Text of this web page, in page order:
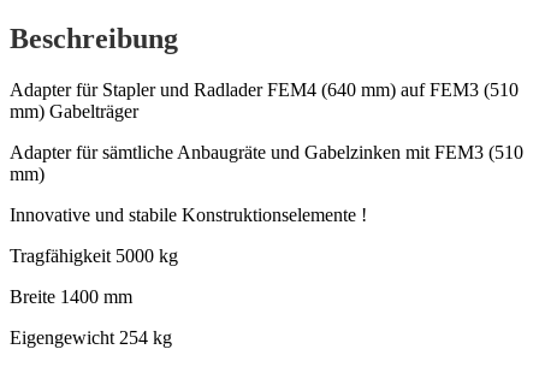
kg
Menge
Beschreibung
Adapter für Stapler und Radlader FEM4 (640 mm) auf FEM3 (510
mm) Gabelträger
Adapter für sämtliche Anbaugräte und Gabelzinken mit FEM3 (510
mm)
Innovative und stabile Konstruktionselemente !
Tragfähigkeit 5000 kg
Breite 1400 mm
Eigengewicht 254 kg